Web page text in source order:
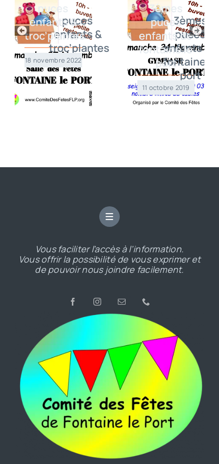
puces
enfants &
troc’plantes
18 novembre 2022
3èmes
puces
enfants de
fontaine le
port
11 octobre 2019
Vous faciliter l’accès à l’information.
Vous offrir la possibilité de vous exprimer et
de pouvoir nous joindre facilement.